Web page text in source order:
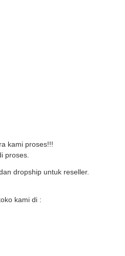
kami proses!!!
proses.
dropship untuk reseller.
kami di :